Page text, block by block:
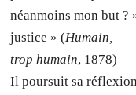
néanmoins mon but ?
justice » (Humain,
trop humain, 1878)
Il poursuit sa